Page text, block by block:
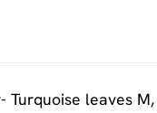
Turquoise leaves